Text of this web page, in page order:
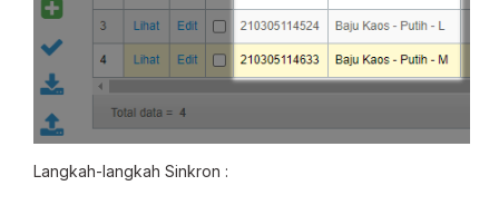
Langkah-langkah Sinkron :